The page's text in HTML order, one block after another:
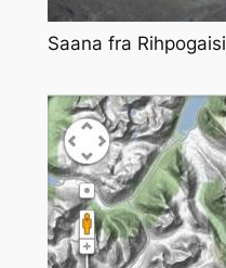
Saana fra Rihpogaisi